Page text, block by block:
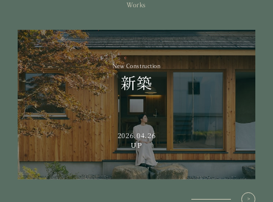
Works
New Construction
新築
2026.04.26
UP